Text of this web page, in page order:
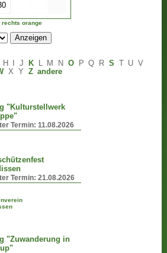
H J K L M N O P Q R S U V
X Y Z andere
"Kulturstellwerk
Termin:11.08.2026
Termin:21.08.2026
"Zuwanderung in